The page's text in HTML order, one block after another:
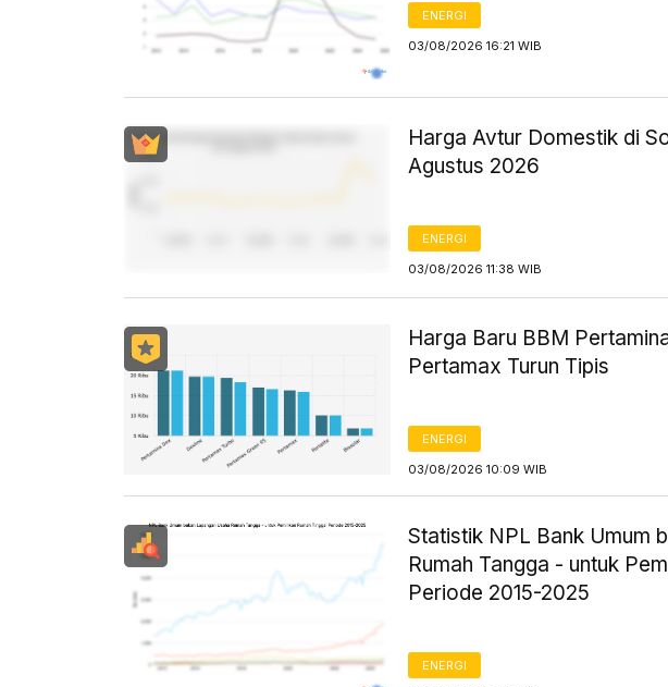
ENERGI
03/08/2026 16:21 WIB
Harga Avtur Domestik di
Agustus 2026
ENERGI
03/08/2026 11:38 WIB
Harga Baru BBM
Pertamax Turun Tipis
ENERGI
03/08/2026 10:09 WIB
Statistik NPL Bank Umum
Rumah Tangga - untuk
Periode 2015-2025
ENERGI